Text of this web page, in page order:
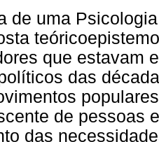
de uma
que estavam
das
de pessoas
das